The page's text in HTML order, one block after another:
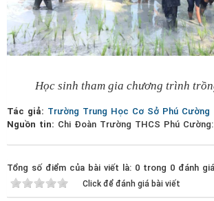
Học sinh tham gia chương trình
Tác giả: Trường Trung Học Cơ Sở Phú Cường
Nguồn tin: Chi Đoàn Trường THCS Phú Cường:
Tổng số điểm của bài viết là: 0 trong 0 đánh giá
Click để đánh giá bài viết